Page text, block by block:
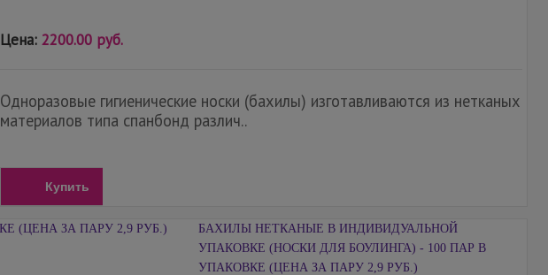
Цена: 2200.00 руб.
Одноразовые гигиенические носки (бахилы) изготавливаются из нетканых
материалов типа спанбонд различ..
Купить
БАХИЛЫ НЕТКАНЫЕ В ИНДИВИДУАЛЬНОЙ
УПАКОВКЕ (НОСКИ ДЛЯ БОУЛИНГА) - 100 ПАР В
УПАКОВКЕ (ЦЕНА ЗА ПАРУ 2,9 РУБ.)